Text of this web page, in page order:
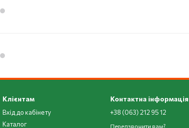
Клієнтам
Вхід до кабінету
Каталог
Контактна інформація
+38 (063) 212 95 12
Передзвонити вам?